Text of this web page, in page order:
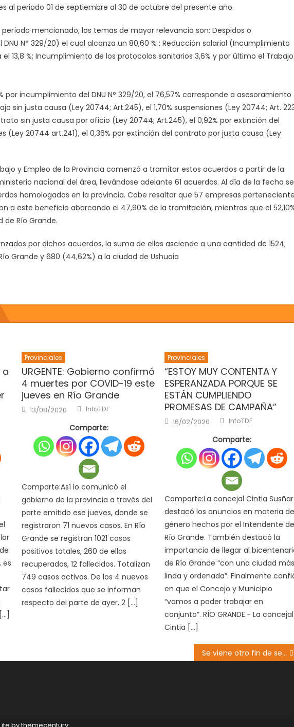
al periodo 01 de septiembre al 30 de octubre del presente año.
mencionado, los temas de mayor relevancia son: Despidos o
N° 329/20) el cual alcanza un 80,60 % ; Reducción salarial (Incumplimiento
13,8 %; Incumplimiento de los protocolos sanitarios 3,6% y por último el Trabajo
por incumplimiento del DNU N° 329/20, el 76,57% corresponde a asesoramiento
sin justa causa (Ley 20744; Art.245), el 1,70% suspensiones (Ley 20744; Art.
sin justa causa por oficio (Ley 20744; Art.245), el 0,92% por extinción del
(Ley 20744 art.241), el 0,36% por extinción del contrato por justa causa (Ley
y Empleo de la Provincia comenzó a tramitar estos acuerdos a partir de la
nacional del área, llevándose adelante 61 acuerdos. Al día de la fecha se
homologados en la provincia. Cabe resaltar que 57 empresas
a este beneficio abarcando el 47,90% de la tramitación, mientras que el
Río Grande.
por dichos acuerdos, la suma de ellos asciende a una cantidad de 1524;
Grande y 680 (44,62%) a la ciudad de Ushuaia
a
es
Provinciales
URGENTE: Gobierno confirmó
4 muertes por COVID-19 este
jueves en Río Grande
Posted
on
13/08/2020 Author
InfoTDF
Comparte:
Comparte:Así lo comunicó el
gobierno de la provincia a través del
parte emitido ese jueves, donde se
registraron 71 nuevos casos. En Río
Grande se registran 1021 casos
positivos totales, 260 de ellos
recuperados, 12 fallecidos. Totalizan
749 casos activos. De los 4 nuevos
casos fallecidos que se informan
respecto del parte de ayer, 2 […]
Provinciales
“ESTOY MUY CONTENTA Y
ESPERANZADA PORQUE SE
ESTÁN CUMPLIENDO
PROMESAS DE CAMPAÑA”
Posted
on
16/02/2020 Author
InfoTDF
Comparte:
Comparte:La concejal Cintia Susñar
destacó los anuncios en materia de
género hechos por el Intendente de
Río Grande. También destacó la
importancia de llegar al
de Río Grande “con una ciudad más
linda y ordenada”. Finalmente
en que el Concejo y Municipio
“vamos a poder trabajar en
conjunto”. RÍO GRANDE.- La concejal
Cintia […]
Se viene otro fin de semana largo. Los próximos feriados.
bythemecentury